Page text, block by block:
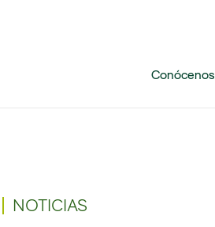
Conócenos
NOTICIAS